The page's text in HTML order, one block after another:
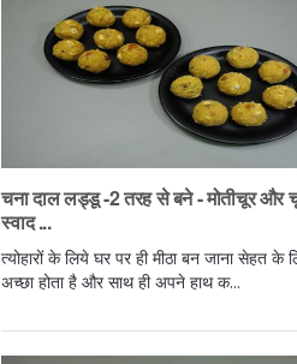
चना दाल लड्डू -2 तरह से बने - मोतीचूर और
स्वाद ...
त्योहारों के लिये घर पर ही मीठा बन जाना सेहत के
अच्छा होता है और साथ ही अपने हाथ क...